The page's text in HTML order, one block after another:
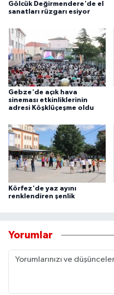
Gölcük Değirmendere'de el
sanatları rüzgarı esiyor
Gebze'de açık hava
sineması etkinliklerinin
adresi Köşklüçeşme oldu
Körfez'de yaz ayını
renklendiren şenlik
Yorumlar